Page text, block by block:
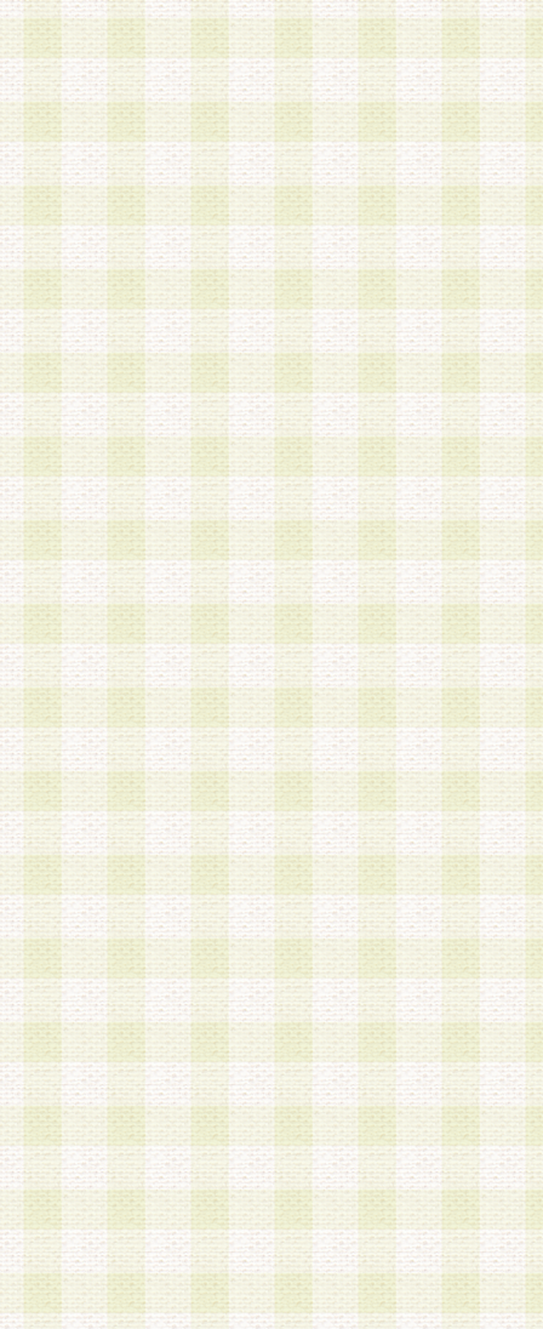
盗用など第三者の利用に伴う損害の発生について
き事由の有無、その他原因の如何を問わず、一切
のとします。
第5条 会員の登録情報
1.当社は、会員の登録情報に含まれる氏名・住所
アドレス等会員個人を識別できる情報を当社が別
シーポリシー
」に基づき適切に取り扱うものとし
は、当該個人情報を以下の各号に定める目的に利
す。なお、これら事項以外の目的で個人情報を利
かじめ会員の同意を得たうえで利用するものとし
a.本サービスの実施または運営
b.本サービスに係る謝礼、景品、調査サンプル品
c.会員からの電話、メール等の問い合わせなどへ
d.その他これらに付随する業務
2.当社は、会員個人を識別することのできる情報
会員情報を本人の承諾なく第三者に開示すること
人を識別できる情報について第三者に開示または
社は事前に会員本人の同意を得るものとします。
3.前項の定めに拘わらず、当社は、以下の目的に
意を 得ることなく、会員個人を識別できる情報
づき選定した委託業者に対して当社の責任におい
できるものとします。な お、当社は、当該委託
契約を締結しこれを遵守させるとともに、本規約
の注意をもって当該情報を使用させるものとし ま
a.本サービスに係る謝礼、景品、調査サンプル品
b.会員からの電話、メール等の問い合わせなどへ
c.モバイルリサーチ、またはグループ形式による
実施もしくは運営
d.その他これらに付随する業務
4.会員は、住所、電話番号その他の登録情報につ
合は、速やかに当社所定の変更手続きを行うもの
5.当社は、必要と認めた場合、会員に対して、電
手段により登録情報の対象者が会員登録者本人で
の内容が正確であること、アンケートの回答内容
うことができるものとます。
6.会員は、会員登録後当社が定期的に行う登録情
して、当社指定の期間内に更新手続きを行うもの
該期間内に更新手続きを行わない場合、その時点
発行したポイントは失効されるものとします。